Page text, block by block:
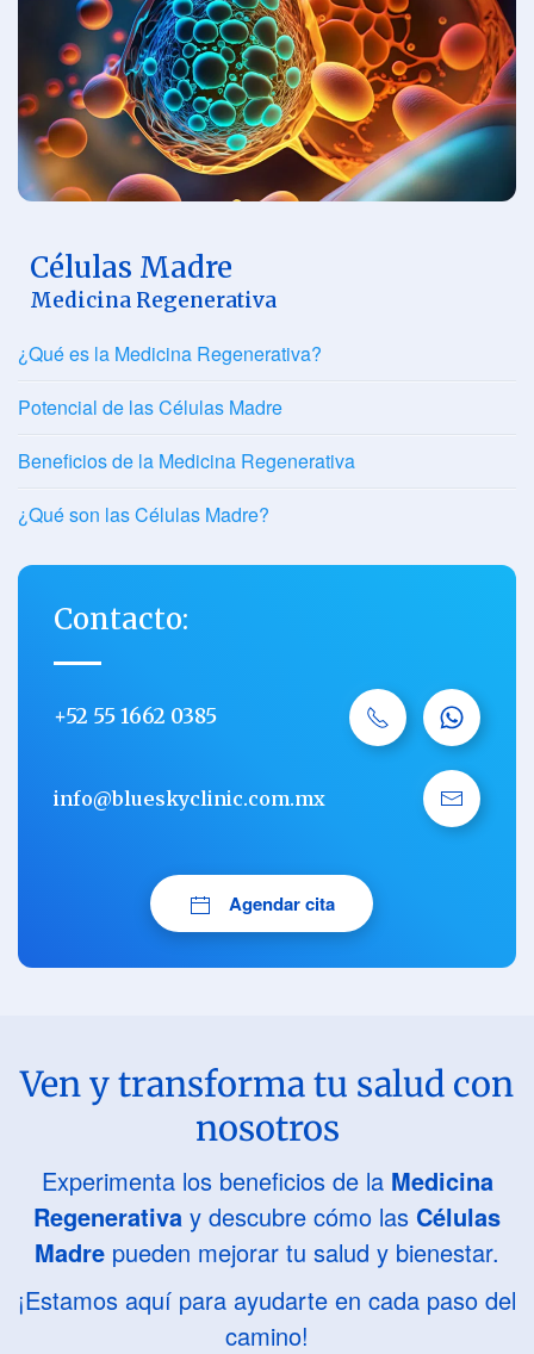
Células Madre
Medicina Regenerativa
¿Qué es la Medicina Regenerativa?
Potencial de las Células Madre
Beneficios de la Medicina Regenerativa
¿Qué son las Células Madre?
Contacto:
+52 55 1662 0385
info@blueskyclinic.com.mx
‪Agendar cita
Ven y transforma tu salud con
nosotros
Experimenta los beneficios de la Medicina
Regenerativa y descubre cómo las Células
Madre pueden mejorar tu salud y bienestar.
¡Estamos aquí para ayudarte en cada paso del
camino!